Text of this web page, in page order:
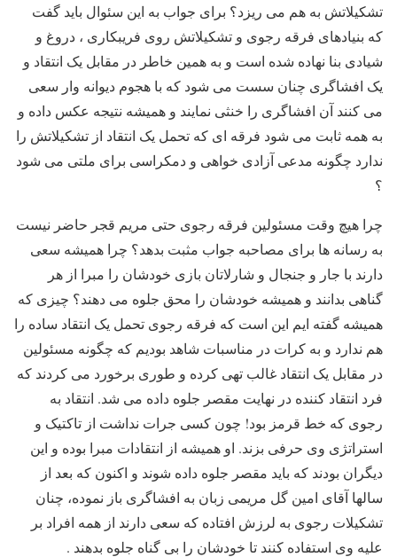
تشکیلاتش به هم می ریزد؟ برای جواب به این سئوال باید گفت
که بنیادهای فرقه رجوی و تشکیلاتش روی فریبکاری ، دروغ و
شیادی بنا نهاده شده است و به همین خاطر در مقابل یک انتقاد و
یک افشاگری چنان سست می شود که با هجوم دیوانه وار سعی
می کنند آن افشاگری را خنثی نمایند و همیشه نتیجه عکس داده و
به همه ثابت می شود فرقه ای که تحمل یک انتقاد از تشکیلاتش را
ندارد چگونه مدعی آزادی خواهی و دمکراسی برای ملتی می شود
؟
چرا هیچ وقت مسئولین فرقه رجوی حتی مریم قجر حاضر نیست
به رسانه ها برای مصاحبه جواب مثبت بدهد؟ چرا همیشه سعی
دارند با جار و جنجال و شارلاتان بازی خودشان را مبرا از هر
گناهی بدانند و همیشه خودشان را محق جلوه می دهند؟ چیزی که
همیشه گفته ایم این است که فرقه رجوی تحمل یک انتقاد ساده را
هم ندارد و به کرات در مناسبات شاهد بودیم که چگونه مسئولین
در مقابل یک انتقاد غالب تهی کرده و طوری برخورد می کردند که
فرد انتقاد کننده در نهایت مقصر جلوه داده می شد. انتقاد به
رجوی که خط قرمز بود! چون کسی جرات نداشت از تاکتیک و
استراتژی وی حرفی بزند. او همیشه از انتقادات مبرا بوده و این
دیگران بودند که باید مقصر جلوه داده شوند و اکنون که بعد از
سالها آقای امین گل مریمی زبان به افشاگری باز نموده، چنان
تشکیلات رجوی به لرزش افتاده که سعی دارند از همه افراد بر
علیه وی استفاده کنند تا خودشان را بی گناه جلوه بدهند .